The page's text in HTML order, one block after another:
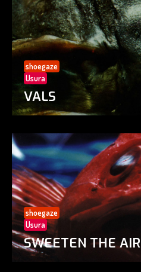
shoegaze
Usura
VALS
shoegaze
Usura
SWEETEN THE AIR